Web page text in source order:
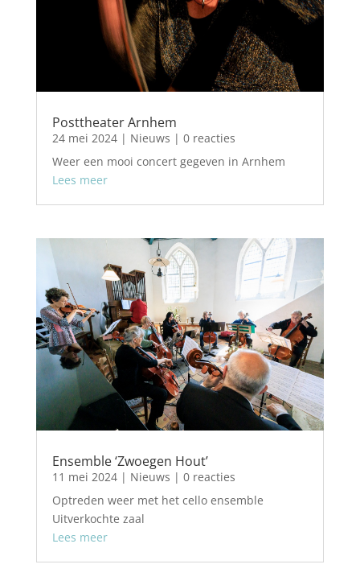
Posttheater Arnhem
24 mei 2024| Nieuws | 0 reacties
Weer een mooi concert gegeven in Arnhem
Lees meer
Ensemble ‘Zwoegen Hout’
11 mei 2024| Nieuws | 0 reacties
Optreden weer met het cello ensemble
Uitverkochte zaal
Lees meer